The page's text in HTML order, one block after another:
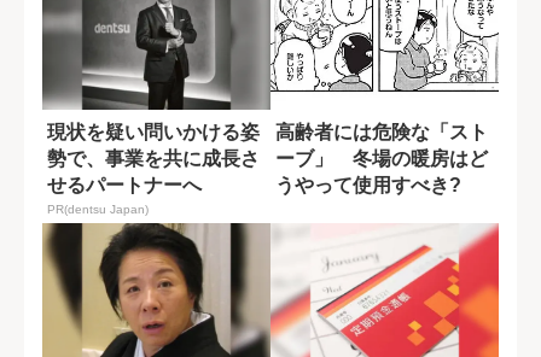
現状を疑い問いかける姿
勢で、事業を共に成長さ
せるパートナーへ
PR(dentsu Japan)
高齢者には危険な「スト
ーブ」 冬場の暖房はど
うやって使用すべき?